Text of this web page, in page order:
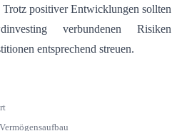
positiver Entwicklungen sollten
verbundenen Risiken
entsprechend streuen.